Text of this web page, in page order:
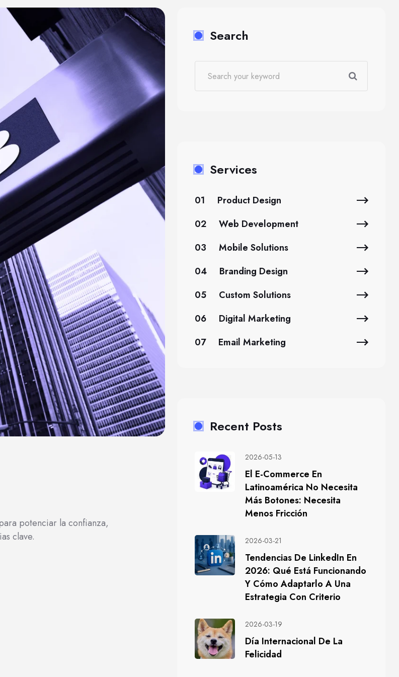
potenciar la confianza,
clave.
Search
Services
01
Product Design
02
Web Development
03
Mobile Solutions
04
Branding Design
05
Custom Solutions
06
Digital Marketing
07
Email Marketing
Recent Posts
2026-05-13
El E-Commerce En
Latinoamérica No Necesita
Más Botones: Necesita
Menos Fricción
2026-03-21
Tendencias De LinkedIn En
2026: Qué Está Funcionando
Y Cómo Adaptarlo A Una
Estrategia Con Criterio
2026-03-19
Día Internacional De La
Felicidad